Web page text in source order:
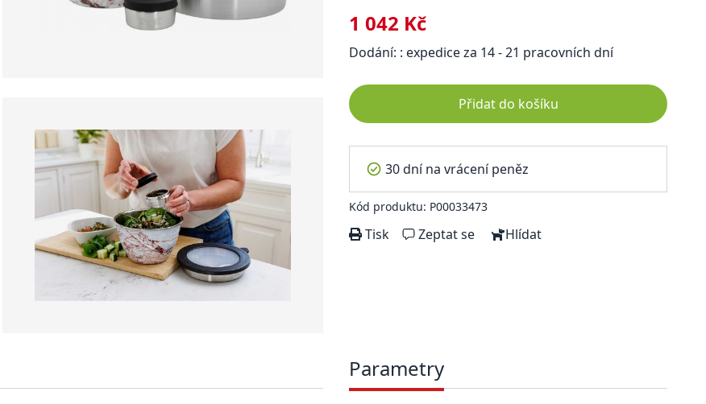
1 042 Kč
Dodání: : expedice za 14 - 21 pracovních dní
Přidat do košíku
30 dní na vrácení peněz
Kód produktu: P00033473
Tisk Zeptat se Hlídat
Parametry